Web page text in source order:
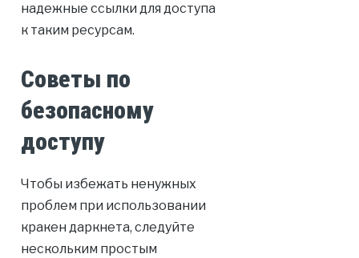
надежные ссылки для доступа
к таким ресурсам.
Советы по
безопасному
доступу
Чтобы избежать ненужных
проблем при использовании
кракен даркнета, следуйте
нескольким простым